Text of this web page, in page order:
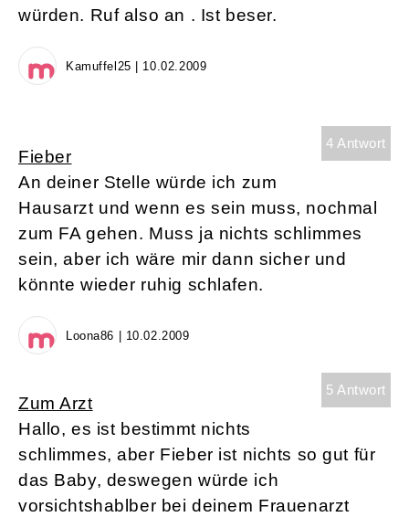
würden. Ruf also an . Ist beser.
Kamuffel25 | 10.02.2009
4 Antwort
Fieber
An deiner Stelle würde ich zum
Hausarzt und wenn es sein muss, nochmal
zum FA gehen. Muss ja nichts schlimmes
sein, aber ich wäre mir dann sicher und
könnte wieder ruhig schlafen.
Loona86 | 10.02.2009
5 Antwort
Zum Arzt
Hallo, es ist bestimmt nichts
schlimmes, aber Fieber ist nichts so gut für
das Baby, deswegen würde ich
vorsichtshablber bei deinem Frauenarzt